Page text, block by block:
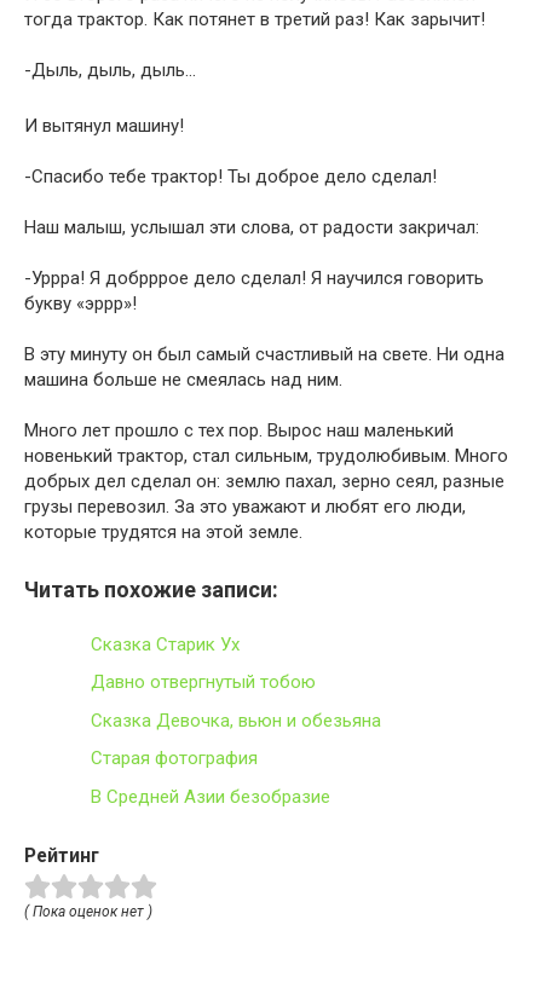
тогда трактор. Как потянет в третий раз! Как зарычит!
-Дыль, дыль, дыль…
И вытянул машину!
-Спасибо тебе трактор! Ты доброе дело сделал!
Наш малыш, услышал эти слова, от радости закричал:
-Уррра! Я добрррое дело сделал! Я научился говорить
букву «эррр»!
В эту минуту он был самый счастливый на свете. Ни одна
машина больше не смеялась над ним.
Много лет прошло с тех пор. Вырос наш маленький
новенький трактор, стал сильным, трудолюбивым. Много
добрых дел сделал он: землю пахал, зерно сеял, разные
грузы перевозил. За это уважают и любят его люди,
которые трудятся на этой земле.
Читать похожие записи:
Сказка Старик Ух
Давно отвергнутый тобою
Сказка Девочка, вьюн и обезьяна
Старая фотография
В Средней Азии безобразие
Рейтинг
( Пока оценок нет )